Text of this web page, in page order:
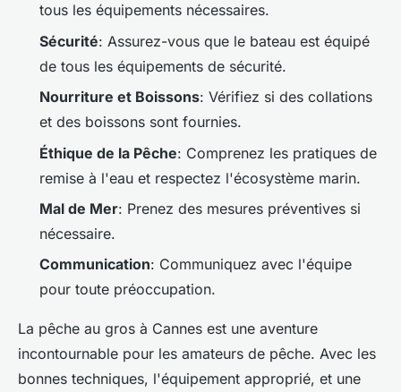
tous les équipements nécessaires.
Sécurité: Assurez-vous que le bateau est équipé
de tous les équipements de sécurité.
Nourriture et Boissons: Vérifiez si des collations
et des boissons sont fournies.
Éthique de la Pêche: Comprenez les pratiques de
remise à l'eau et respectez l'écosystème marin.
Mal de Mer: Prenez des mesures préventives si
nécessaire.
Communication: Communiquez avec l'équipe
pour toute préoccupation.
La pêche au gros à Cannes est une aventure
incontournable pour les amateurs de pêche. Avec les
bonnes techniques, l'équipement approprié, et une